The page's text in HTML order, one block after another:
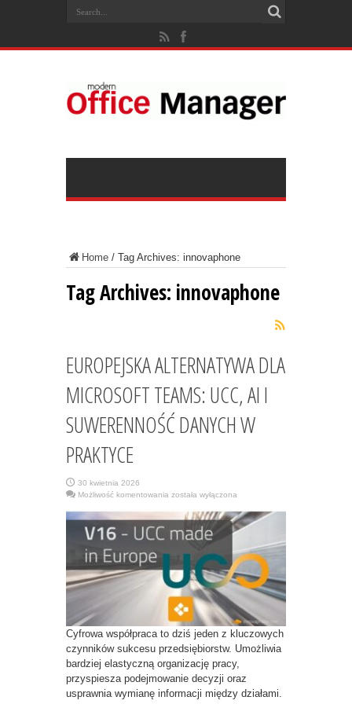
Home / Tag Archives: innovaphone
Tag Archives: innovaphone
EUROPEJSKA ALTERNATYWA DLA
MICROSOFT TEAMS: UCC, AI I
SUWERENNOŚĆ DANYCH W
PRAKTYCE
30 kwietnia 2026
Możliwość komentowania EUROPEJSKA
DLA
MICROSOFT
TEAMS:
UCC,
SUWERENNOŚĆ
DANYCH
W
PRAKTYCE
została wyłączona
Cyfrowa współpraca to dziś jeden z kluczowych
czynników sukcesu przedsiębiorstw. Umożliwia
bardziej elastyczną organizację pracy,
przyspiesza podejmowanie decyzji oraz
usprawnia wymianę informacji między działami.